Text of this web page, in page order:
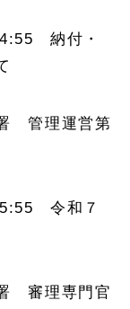
納付・
運営第
令和７
専門官